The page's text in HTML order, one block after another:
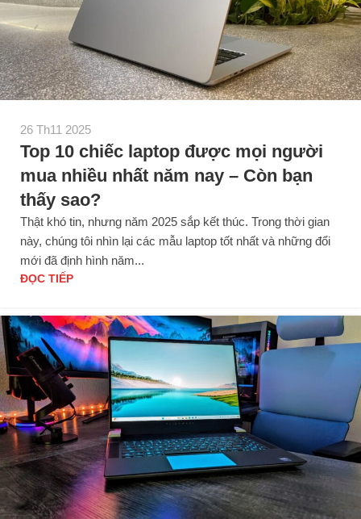
26 Th11 2025
Top 10 chiếc laptop được mọi người
mua nhiều nhất năm nay – Còn bạn
thấy sao?
Thật khó tin, nhưng năm 2025 sắp kết thúc. Trong thời gian
này, chúng tôi nhìn lại các mẫu laptop tốt nhất và những đổi
mới đã định hình năm...
ĐỌC TIẾP